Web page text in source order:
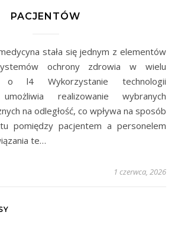
PACJENTÓW
ochrony zdrowia w wielu
o l4 Wykorzystanie technologii
umożliwia realizowanie wybranych
na odległość, co wpływa na sposób
pomiędzy pacjentem a personelem
te…
1 czerwca, 2026